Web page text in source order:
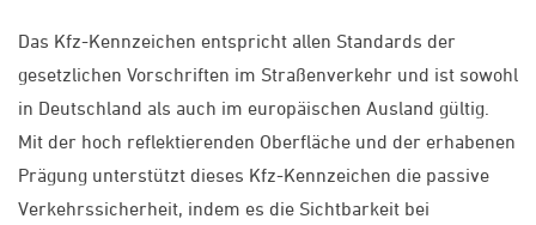
Das Kfz-Kennzeichen entspricht allen Standards der
gesetzlichen Vorschriften im Straßenverkehr und ist sowohl
in Deutschland als auch im europäischen Ausland gültig.
Mit der hoch reflektierenden Oberfläche und der erhabenen
Prägung unterstützt dieses Kfz-Kennzeichen die passive
Verkehrssicherheit, indem es die Sichtbarkeit bei